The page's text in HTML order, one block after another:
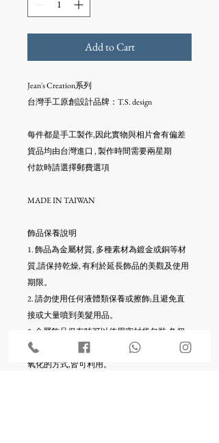
Add to Cart
Jean's Creation系列
台灣手工原創設計品牌：T.S. design
每件都是手工製作,因此實物與相片會有偏差
貨品均由台灣進口 , 製作時間需要兩星期
付款時請選擇郵費選項
MADE IN TAIWAN
飾品保養說明
1. 飾品為金屬材質, 多種素材為鍍金或銅等材
質,請保持乾燥, 有利於延長飾品的美觀及使用
期限。
2. 請勿使用任何液體類保養或擦飾;且避免直
接或大量噴到美髮用品。
3. 金屬飾品保存時可以使用密封袋包裝,各個
分開保存。任何能夠保持飾品乾燥,避免快速
氧化的方式,皆可利用。